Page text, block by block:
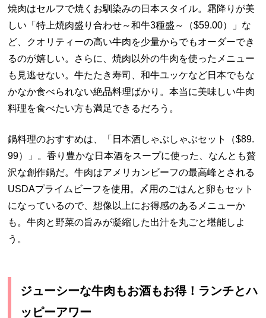
焼肉はセルフで焼くお馴染みの日本スタイル。霜降りが美
しい「特上焼肉盛り合わせ～和牛3種盛～（$59.00）」な
ど、クオリティーの高い牛肉を少量からでもオーダーでき
るのが嬉しい。さらに、焼肉以外の牛肉を使ったメニュー
も見逃せない。牛たたき寿司、和牛ユッケなど日本でもな
かなか食べられない絶品料理ばかり。本当に美味しい牛肉
料理を食べたい方も満足できるだろう。
鍋料理のおすすめは、「日本酒しゃぶしゃぶセット（$89.
99）」。香り豊かな日本酒をスープに使った、なんとも贅
沢な創作鍋だ。牛肉はアメリカンビーフの最高峰とされる
USDAプライムビーフを使用。〆用のごはんと卵もセット
になっているので、想像以上にお得感のあるメニューか
も。牛肉と野菜の旨みが凝縮した出汁を丸ごと堪能しよ
う。
ジューシーな牛肉もお酒もお得！ランチとハ
ッピーアワー